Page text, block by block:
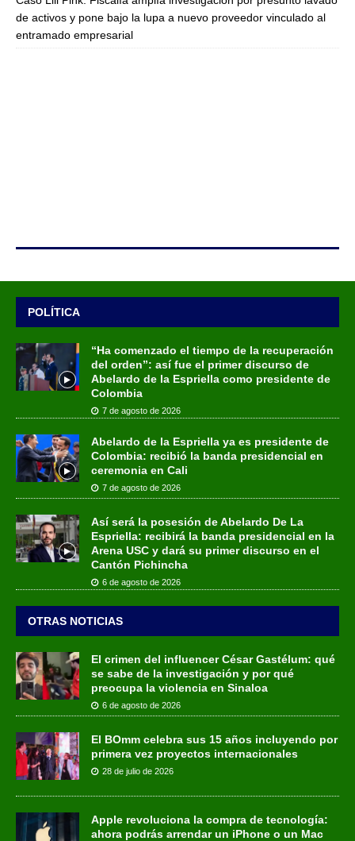
de activos y pone bajo la lupa a nuevo proveedor vinculado al
entramado empresarial
POLÍTICA
“Ha comenzado el tiempo de la recuperación
del orden”: así fue el primer discurso de
Abelardo de la Espriella como presidente de
Colombia
7 de agosto de 2026
Abelardo de la Espriella ya es presidente de
Colombia: recibió la banda presidencial en
ceremonia en Cali
7 de agosto de 2026
Así será la posesión de Abelardo De La
Espriella: recibirá la banda presidencial en la
Arena USC y dará su primer discurso en el
Cantón Pichincha
6 de agosto de 2026
OTRAS NOTICIAS
El crimen del influencer César Gastélum: qué
se sabe de la investigación y por qué
preocupa la violencia en Sinaloa
6 de agosto de 2026
El BOmm celebra sus 15 años incluyendo por
primera vez proyectos internacionales
28 de julio de 2026
Apple revoluciona la compra de tecnología:
ahora podrás arrendar un iPhone o un Mac